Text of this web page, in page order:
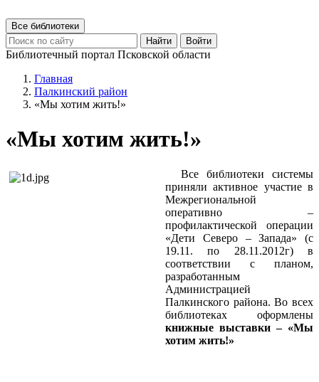
Все библиотеки
Найти
Войти
Библиотечный портал Псковской области
Главная
Палкинский район
«Мы хотим жить!»
«Мы хотим жить!»
Все библиотеки системы
приняли активное участие в
Межрегиональной
оперативно –
профилактической операции
«Дети Северо – Запада» (с
19.11. по 28.11.2012г) в
соответствии с планом,
разработанным
Администрацией
Палкинского района. Во всех
библиотеках оформлены
книжные выставки – «Мы
хотим жить!»